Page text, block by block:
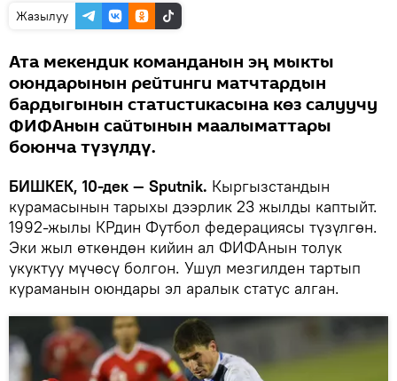
Жазылуу
Ата мекендик команданын эң мыкты
оюндарынын рейтинги матчтардын
бардыгынын статистикасына көз салуучу
ФИФАнын сайтынын маалыматтары
боюнча түзүлдү.
БИШКЕК, 10-дек — Sputnik. Кыргызстандын
курамасынын тарыхы дээрлик 23 жылды каптыйт.
1992-жылы КРдин Футбол федерациясы түзүлгөн.
Эки жыл өткөндөн кийин ал ФИФАнын толук
укуктуу мүчөсү болгон. Ушул мезгилден тартып
кураманын оюндары эл аралык статус алган.